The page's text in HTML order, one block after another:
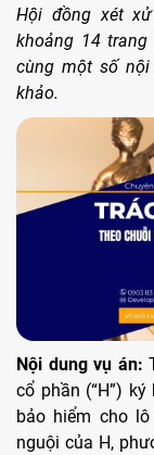
Hội đồng xét
khoảng 14
cùng một số
khảo.
Nội dung vụ án:
cổ phần (“H”)
bảo hiểm cho
nguội của H,